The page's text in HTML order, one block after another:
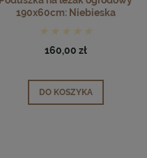
190x60cm: Niebieska
160,00 zł
DO KOSZYKA